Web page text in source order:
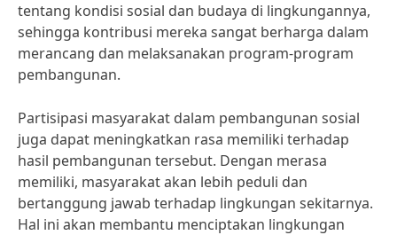
tentang kondisi sosial dan budaya di lingkungannya,
sehingga kontribusi mereka sangat berharga dalam
merancang dan melaksanakan program-program
pembangunan.
Partisipasi masyarakat dalam pembangunan sosial
juga dapat meningkatkan rasa memiliki terhadap
hasil pembangunan tersebut. Dengan merasa
memiliki, masyarakat akan lebih peduli dan
bertanggung jawab terhadap lingkungan sekitarnya.
Hal ini akan membantu menciptakan lingkungan